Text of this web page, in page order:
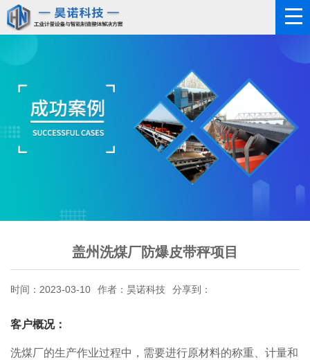
盖州洗煤厂防爆皮带秤项目
时间：2023-03-10 作者：昊诺科技 分享到：
客户概况：
洗煤厂的生产作业过程中，需要进行原材料的称重、计量和